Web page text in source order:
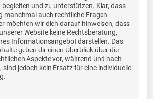
begleiten und zu unterstützen. Klar, dass
manchmal auch rechtliche Fragen
möchten wir dich darauf hinweisen, dass
Website keine Rechtsberatung,
Informationsangebot darstellen. Das
geben dir einen Überblick über die
Aspekte vor, während und nach
sind jedoch kein Ersatz für eine individuelle